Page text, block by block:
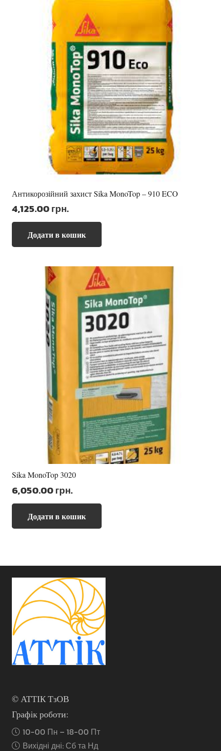
Антикорозійний захист Sika MonoTop – 910 ECO
4,125.00грн.
Додати в кошик
Sika MonoTop 3020
6,050.00грн.
Додати в кошик
© АТТІК ТзОВ
Графік роботи:
10-00 Пн – 18-00 Пт
Вихідні дні: Сб та Нд